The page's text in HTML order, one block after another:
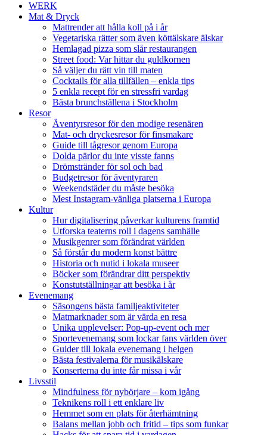
WERK
Mat & Dryck
Mattrender att hålla koll på i år
Vegetariska rätter som även köttälskare älskar
Hemlagad pizza som slår restaurangen
Street food: Var hittar du guldkornen
Så väljer du rätt vin till maten
Cocktails för alla tillfällen – enkla tips
5 enkla recept för en stressfri vardag
Bästa brunchställena i Stockholm
Resor
Äventyrsresor för den modige resenären
Mat- och dryckesresor för finsmakare
Guide till tågresor genom Europa
Dolda pärlor du inte visste fanns
Drömstränder för sol och bad
Budgetresor för äventyraren
Weekendstäder du måste besöka
Mest Instagram-vänliga platserna i Europa
Kultur
Hur digitalisering påverkar kulturens framtid
Utforska teaterns roll i dagens samhälle
Musikgenrer som förändrat världen
Så förstår du modern konst bättre
Historia och nutid i lokala museer
Böcker som förändrar ditt perspektiv
Konstutställningar att besöka i år
Evenemang
Säsongens bästa familjeaktiviteter
Matmarknader som är värda en resa
Unika upplevelser: Pop-up-event och mer
Sportevenemang som lockar fans världen över
Guider till lokala evenemang i helgen
Bästa festivalerna för musikälskare
Konserterna du inte får missa i vår
Livsstil
Mindfulness för nybörjare – kom igång
Teknikens roll i ett enklare liv
Hemmet som en plats för återhämtning
Balans mellan jobb och fritid – tips som funkar